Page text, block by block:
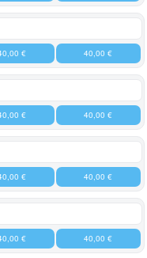
€ 40,00 €
€ 40,00 €
€ 40,00 €
€ 40,00 €